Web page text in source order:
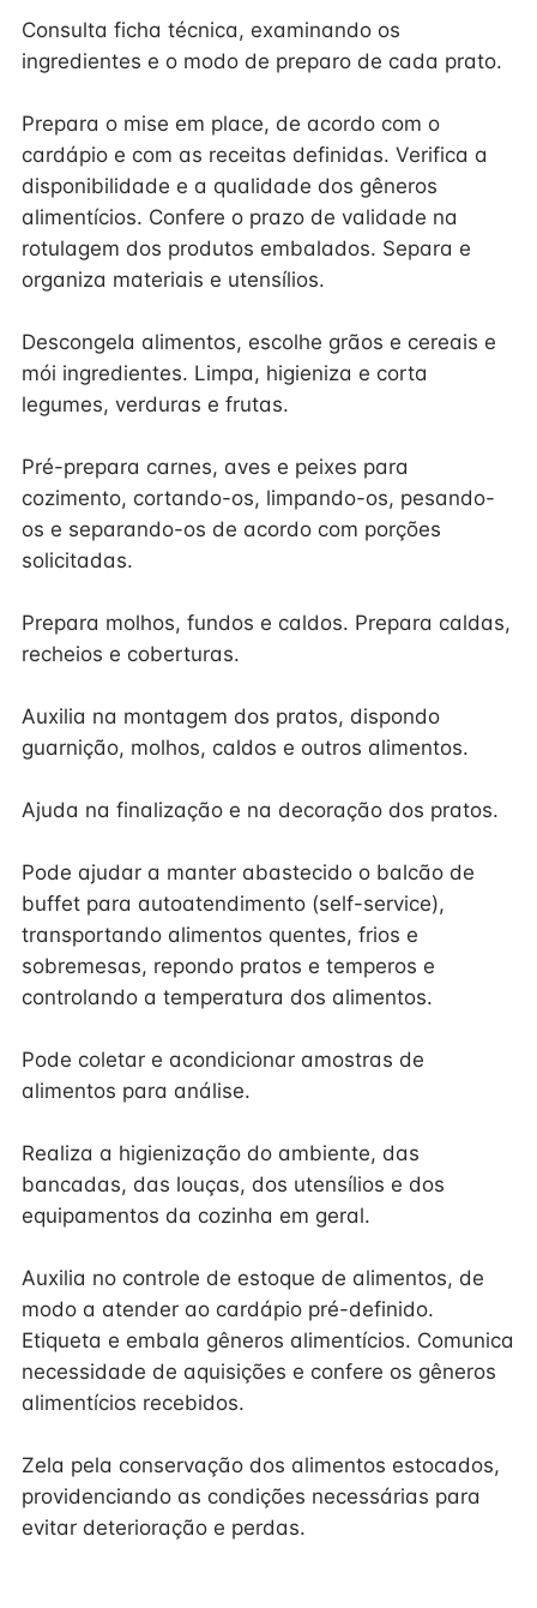
Consulta ficha técnica, examinando os
ingredientes e o modo de preparo de cada prato.
Prepara o mise em place, de acordo com o
cardápio e com as receitas definidas. Verifica a
disponibilidade e a qualidade dos gêneros
alimentícios. Confere o prazo de validade na
rotulagem dos produtos embalados. Separa e
organiza materiais e utensílios.
Descongela alimentos, escolhe grãos e cereais e
mói ingredientes. Limpa, higieniza e corta
legumes, verduras e frutas.
Pré-prepara carnes, aves e peixes para
cozimento, cortando-os, limpando-os, pesando-
os e separando-os de acordo com porções
solicitadas.
Prepara molhos, fundos e caldos. Prepara caldas,
recheios e coberturas.
Auxilia na montagem dos pratos, dispondo
guarnição, molhos, caldos e outros alimentos.
Ajuda na finalização e na decoração dos pratos.
Pode ajudar a manter abastecido o balcão de
buffet para autoatendimento (self-service),
transportando alimentos quentes, frios e
sobremesas, repondo pratos e temperos e
controlando a temperatura dos alimentos.
Pode coletar e acondicionar amostras de
alimentos para análise.
Realiza a higienização do ambiente, das
bancadas, das louças, dos utensílios e dos
equipamentos da cozinha em geral.
Auxilia no controle de estoque de alimentos, de
modo a atender ao cardápio pré-definido.
Etiqueta e embala gêneros alimentícios. Comunica
necessidade de aquisições e confere os gêneros
alimentícios recebidos.
Zela pela conservação dos alimentos estocados,
providenciando as condições necessárias para
evitar deterioração e perdas.